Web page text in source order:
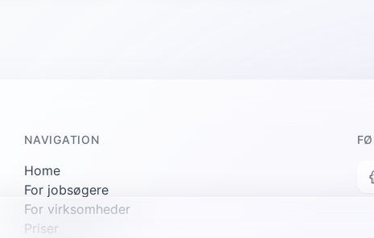
NAVIGATION
Home
For jobsøgere
For virksomheder
Priser